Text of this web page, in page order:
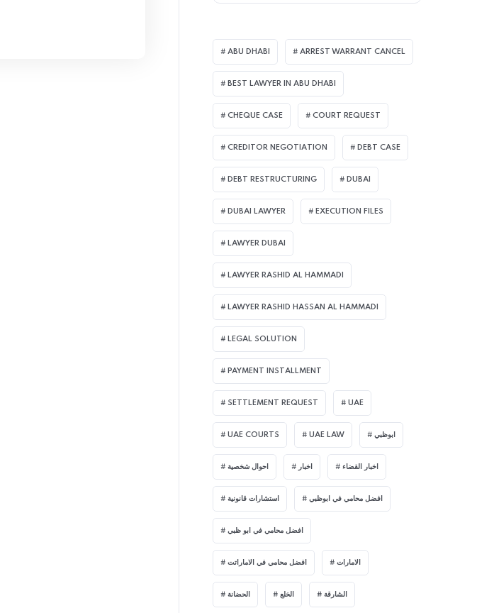
ABU DHABI ARREST WARRANT CANCEL
BEST LAWYER IN ABU DHABI
CHEQUE CASE COURT REQUEST
CREDITOR NEGOTIATION DEBT CASE
DEBT RESTRUCTURING DUBAI
DUBAI LAWYER EXECUTION FILES
LAWYER DUBAI
LAWYER RASHID AL HAMMADI
LAWYER RASHID HASSAN AL HAMMADI
LEGAL SOLUTION
PAYMENT INSTALLMENT
SETTLEMENT REQUEST UAE
UAE COURTS UAE LAW ابوظبي
احوال شخصية اخبار اخبار القضاء
استشارات قانونية افضل محامي في ابوظبي
افضل محامي في ابو ظبي
افضل محامي في الاماراتت الامارات
الحضانة الخلع الشارقة